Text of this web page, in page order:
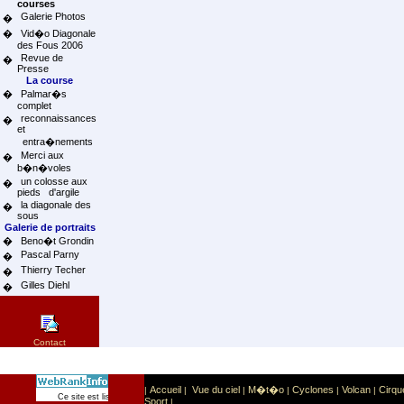
courses
�
Galerie Photos
�
Vid�o Diagonale
des Fous 2006
�
Revue de
Presse
La course
�
Palmar�s
complet
�
reconnaissances
et
entra�nements
�
Merci aux
b�n�voles
�
un colosse aux
pieds d'argile
�
la diagonale des
sous
Galerie de portraits
�
Beno�t Grondin
�
Pascal Parny
�
Thierry Techer
�
Gilles Diehl
Contact
Ce site est list� dans la cat�gorie Sport Sports extr�mes
| Accueil | Vue du ciel | M�t�o | Cyclones | Volcan |
Sport |